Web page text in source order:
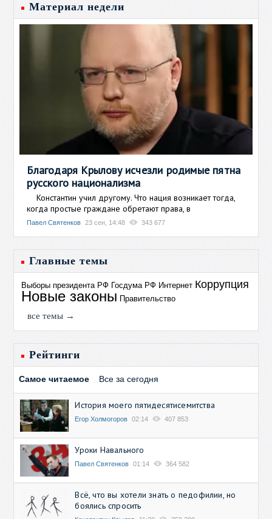
Материал недели
Благодаря Крылову исчезли родимые пятна
русского национализма
Константин учил другому. Что нация возникает тогда,
когда простые граждане обретают права, в
Павел Святенков 23 сен, 14:48 343 677
Главные темы
Выборы президента РФ Госдума РФ Интернет Коррупция
Новые законы Правительство
все темы →
Рейтинги
Самое читаемое Все за сегодня
История моего пятидесятисемитства
Егор Холмогоров 02:14 407 853
Уроки Навального
Павел Святенков 01:14 364 582
Всё, что вы хотели знать о педофилии, но
боялись спросить